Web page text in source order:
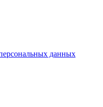
данных